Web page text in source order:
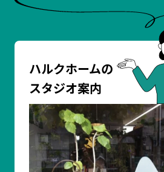
ハルクホームの
スタジオ案内